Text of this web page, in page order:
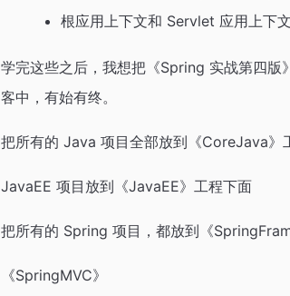
根应用上下文和 Servlet 应用上下文
学完这些之后，我想把《Spring 实战第四
客中，有始有终。
把所有的 Java 项目全部放到《CoreJava》
JavaEE 项目放到《JavaEE》工程下面
把所有的 Spring 项目，都放到《
《SpringMVC》